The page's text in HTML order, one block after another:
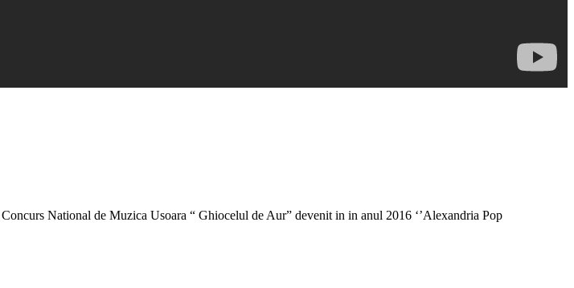
National de Muzica Usoara “ Ghiocelul de Aur” devenit in in anul 2016 ‘’Alexandria Pop